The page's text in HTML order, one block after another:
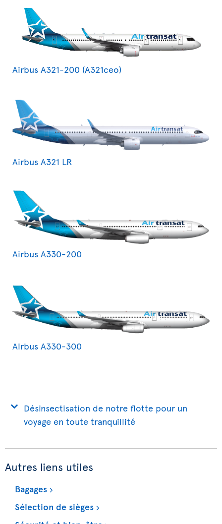
Airbus A321-200 (A321ceo)
Airbus A321 LR
Airbus A330-200
Airbus A330-300
Désinsectisation de notre flotte pour un
voyage en toute tranquillité
Autres liens utiles
Bagages
Sélection de sièges